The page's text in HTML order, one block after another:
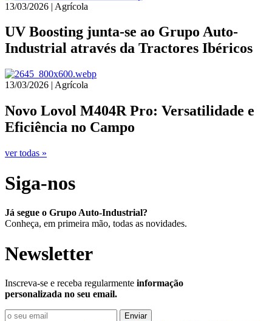
13/03/2026 | Agrícola
UV Boosting junta-se ao Grupo Auto-
Industrial através da Tractores Ibéricos
13/03/2026 | Agrícola
Novo Lovol M404R Pro: Versatilidade e
Eficiência no Campo
ver todas »
Siga-nos
Já segue o Grupo Auto-Industrial?
Conheça, em primeira mão, todas as novidades.
Newsletter
Inscreva-se e receba regularmente informação
personalizada no seu email.